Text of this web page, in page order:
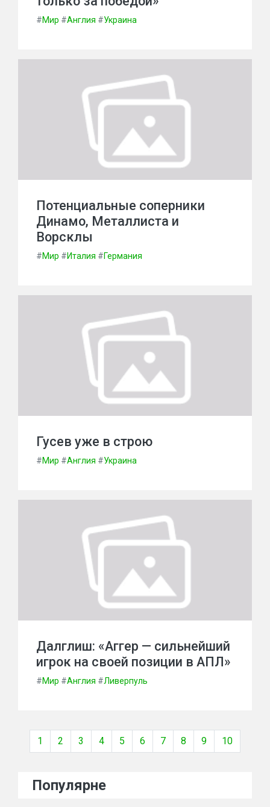
#Мир #Англия #Украина
Потенциальные соперники
Динамо, Металлиста и
Ворсклы
#Мир #Италия #Германия
Гусев уже в строю
#Мир #Англия #Украина
Далглиш: «Аггер — сильнейший
игрок на своей позиции в АПЛ»
#Мир #Англия #Ливерпуль
1 2 3 4 5 6 7 8 9 10
Популярне